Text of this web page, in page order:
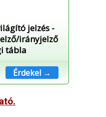
jelzés -
irányjelző
tábla
Érdekel →